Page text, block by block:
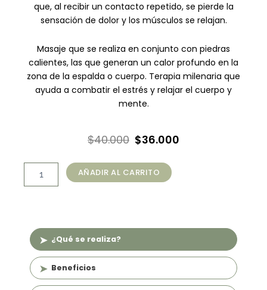
que, al recibir un contacto repetido, se pierde la
sensación de dolor y los músculos se relajan.
Masaje que se realiza en conjunto con piedras
calientes, las que generan un calor profundo en la
zona de la espalda o cuerpo. Terapia milenaria que
ayuda a combatir el estrés y relajar el cuerpo y
mente.
$40.000 El
original
$36.000
Relajación
(60
min)
cantidad
AÑADIR AL CARRITO
¿Qué se realiza?
Beneficios